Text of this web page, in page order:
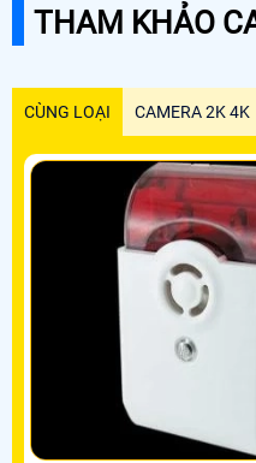
THAM KHẢO
CÙNG LOẠI CAMERA 2K 4K